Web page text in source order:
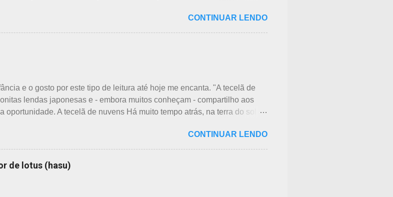
Saiba como identificar essas 3 belas flores, ligeiramente parecidas: -
a florescer é a ameixeira. Particularmente, dessas 3 flores, gosto mais
florescência previsto das ameixeiras é o mês de fevereiro. Ameixeiras não
pétalas são arredondadas. - Pessegueiro - Momo 桃 A previsão de
CONTINUAR LENDO
e o gosto por este tipo de leitura até hoje me encanta. "A tecelã de
lendas japonesas e - embora muitos conheçam - compartilho aos
oportunidade. A tecelã de nuvens Há muito tempo atrás, na terra do sol
a mãe, que era tecelã, havia falecido recentemente e não havia ninguém
que estava ele semeando e, de repente, viu uma cobra rastejando no
deslizou firmemente em direção a uma moita de crisântemos, onde
por um fio de seda da teia. A aranha fez Sei lembrar da mãe - pequena e
CONTINUAR LENDO
de lotus (hasu)